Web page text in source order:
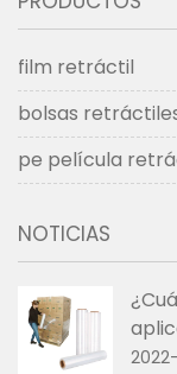
film retráctil
bolsas
pe película
NOTICIAS